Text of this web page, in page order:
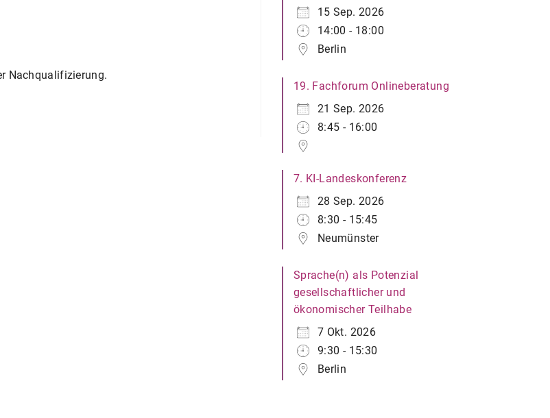
Nachqualifizierung.
15 Sep. 2026
14:00 - 18:00
Berlin
19. Fachforum Onlineberatung
21 Sep. 2026
8:45 - 16:00
7. KI-Landeskonferenz
28 Sep. 2026
8:30 - 15:45
Neumünster
Sprache(n) als Potenzial
gesellschaftlicher und
ökonomischer Teilhabe
7 Okt. 2026
9:30 - 15:30
Berlin